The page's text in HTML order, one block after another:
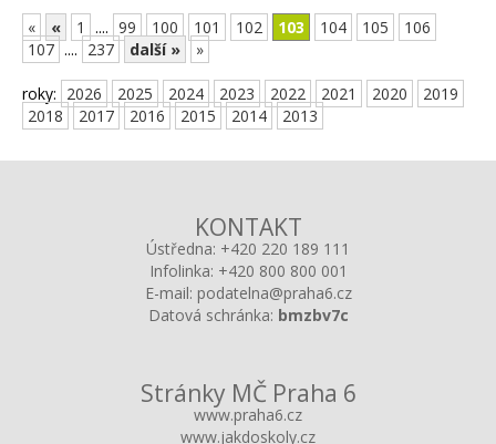
« « 1 .... 99 100 101 102 103 104 105
106
107 .... 237 další » »
roky: 2026 2025 2024 2023 2022 2021 2020
2019
2018
2017 2016 2015 2014 2013
KONTAKT
Ústředna: +420 220 189 111
Infolinka: +420 800 800 001
E-mail: podatelna@praha6.cz
Datová schránka: bmzbv7c
Stránky MČ Praha 6
www.praha6.cz
www.jakdoskoly.cz